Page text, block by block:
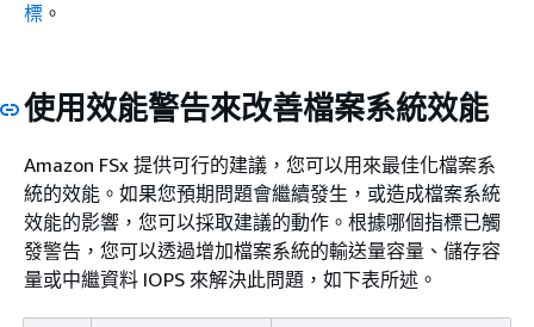
標 。
使用效能警告來改善檔案系統效能
Amazon FSx 提供可行的建議，您可以用來最佳化檔案系
統的效能。如果您預期問題會繼續發生，或造成檔案系統
效能的影響，您可以採取建議的動作。根據哪個指標已觸
發警告，您可以透過增加檔案系統的輸送量容量、儲存容
量或中繼資料 IOPS 來解決此問題，如下表所述。